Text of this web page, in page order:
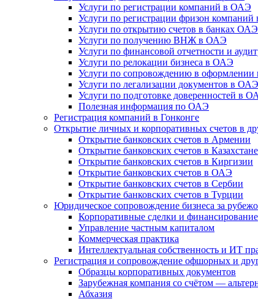
Услуги по регистрации компаний в ОАЭ
Услуги по регистрации фризон
Услуги по открытию счетов в банках ОАЭ
Услуги по получению ВНЖ в ОАЭ
Услуги по финансовой отчетности и
Услуги по релокации бизнеса в ОАЭ
Услуги по сопровождению в оформлении
Услуги по легализации документов в ОАЭ
Услуги по подготовке доверенностей в
Полезная информация по ОАЭ
Регистрация компаний в Гонконге
Открытие личных и корпоративных счетов в
Открытие банковских счетов в Армении
Открытие банковских счетов в Казахстане
Открытие банковских счетов в Киргизии
Открытие банковских счетов в ОАЭ
Открытие банковских счетов в Сербии
Открытие банковских счетов в Турции
Юридическое сопровождение бизнеса за
Корпоративные сделки и финансирование
Управление частным капиталом
Коммерческая практика
Интеллектуальная собственность и ИТ
Регистрация и сопровождение офшорных и
Образцы корпоративных документов
Зарубежная компания со счётом —
Абхазия